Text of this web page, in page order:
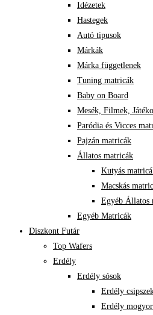
Idézetek
Hastegek
Autó tipusok
Márkák
Márka függetlenek
Tuning matricák
Baby on Board
Mesék, Filmek,
Paródia és Vicces
Pajzán matricák
Állatos matricák
Kutyás
Macskás
Egyéb Állatos
Egyéb Matricák
Diszkont Futár
Top Wafers
Erdély
Erdély sósok
Erdély
Erdély